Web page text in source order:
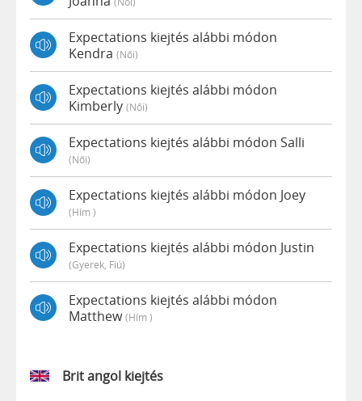
Expectations kiejtés alábbi módon
Kendra (női)
Expectations kiejtés alábbi módon
Kimberly (női)
Expectations kiejtés alábbi módon Salli
(női)
Expectations kiejtés alábbi módon Joey
(hím )
Expectations kiejtés alábbi módon Justin
(gyerek, Fiú)
Expectations kiejtés alábbi módon
Matthew(hím )
Brit angol kiejtés